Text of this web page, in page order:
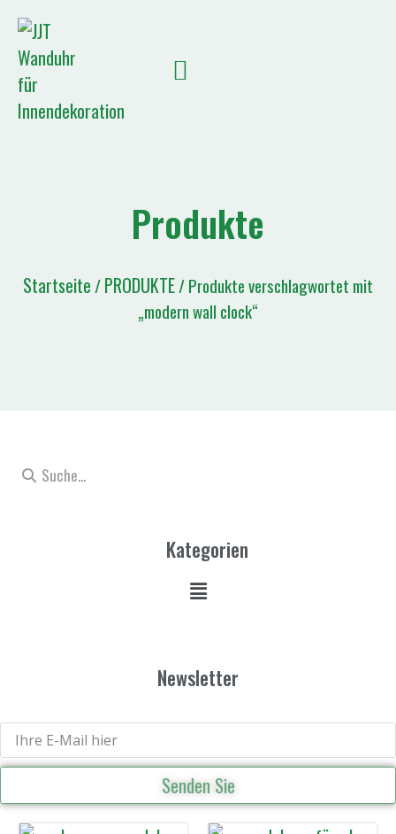
Produkte
Startseite /PRODUKTE/ Produkte verschlagwortet mit
„modern wall clock“
Kategorien
Newsletter
Senden Sie